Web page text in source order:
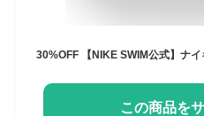
この商品を